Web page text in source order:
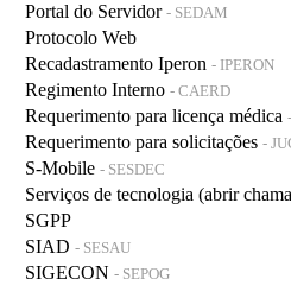
Portal do Servidor - SEDAM
Protocolo Web
Recadastramento Iperon - IPERON
Regimento Interno - CAERD
Requerimento para licença médica
Requerimento para solicitações -
S-Mobile - SESDEC
Serviços de tecnologia (abrir
SGPP
SIAD - SESAU
SIGECON - SEPOG